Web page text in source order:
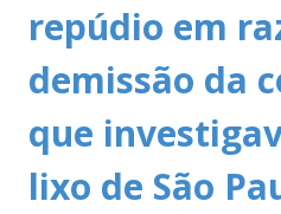
repúdio em
demissão da
que
lixo de São